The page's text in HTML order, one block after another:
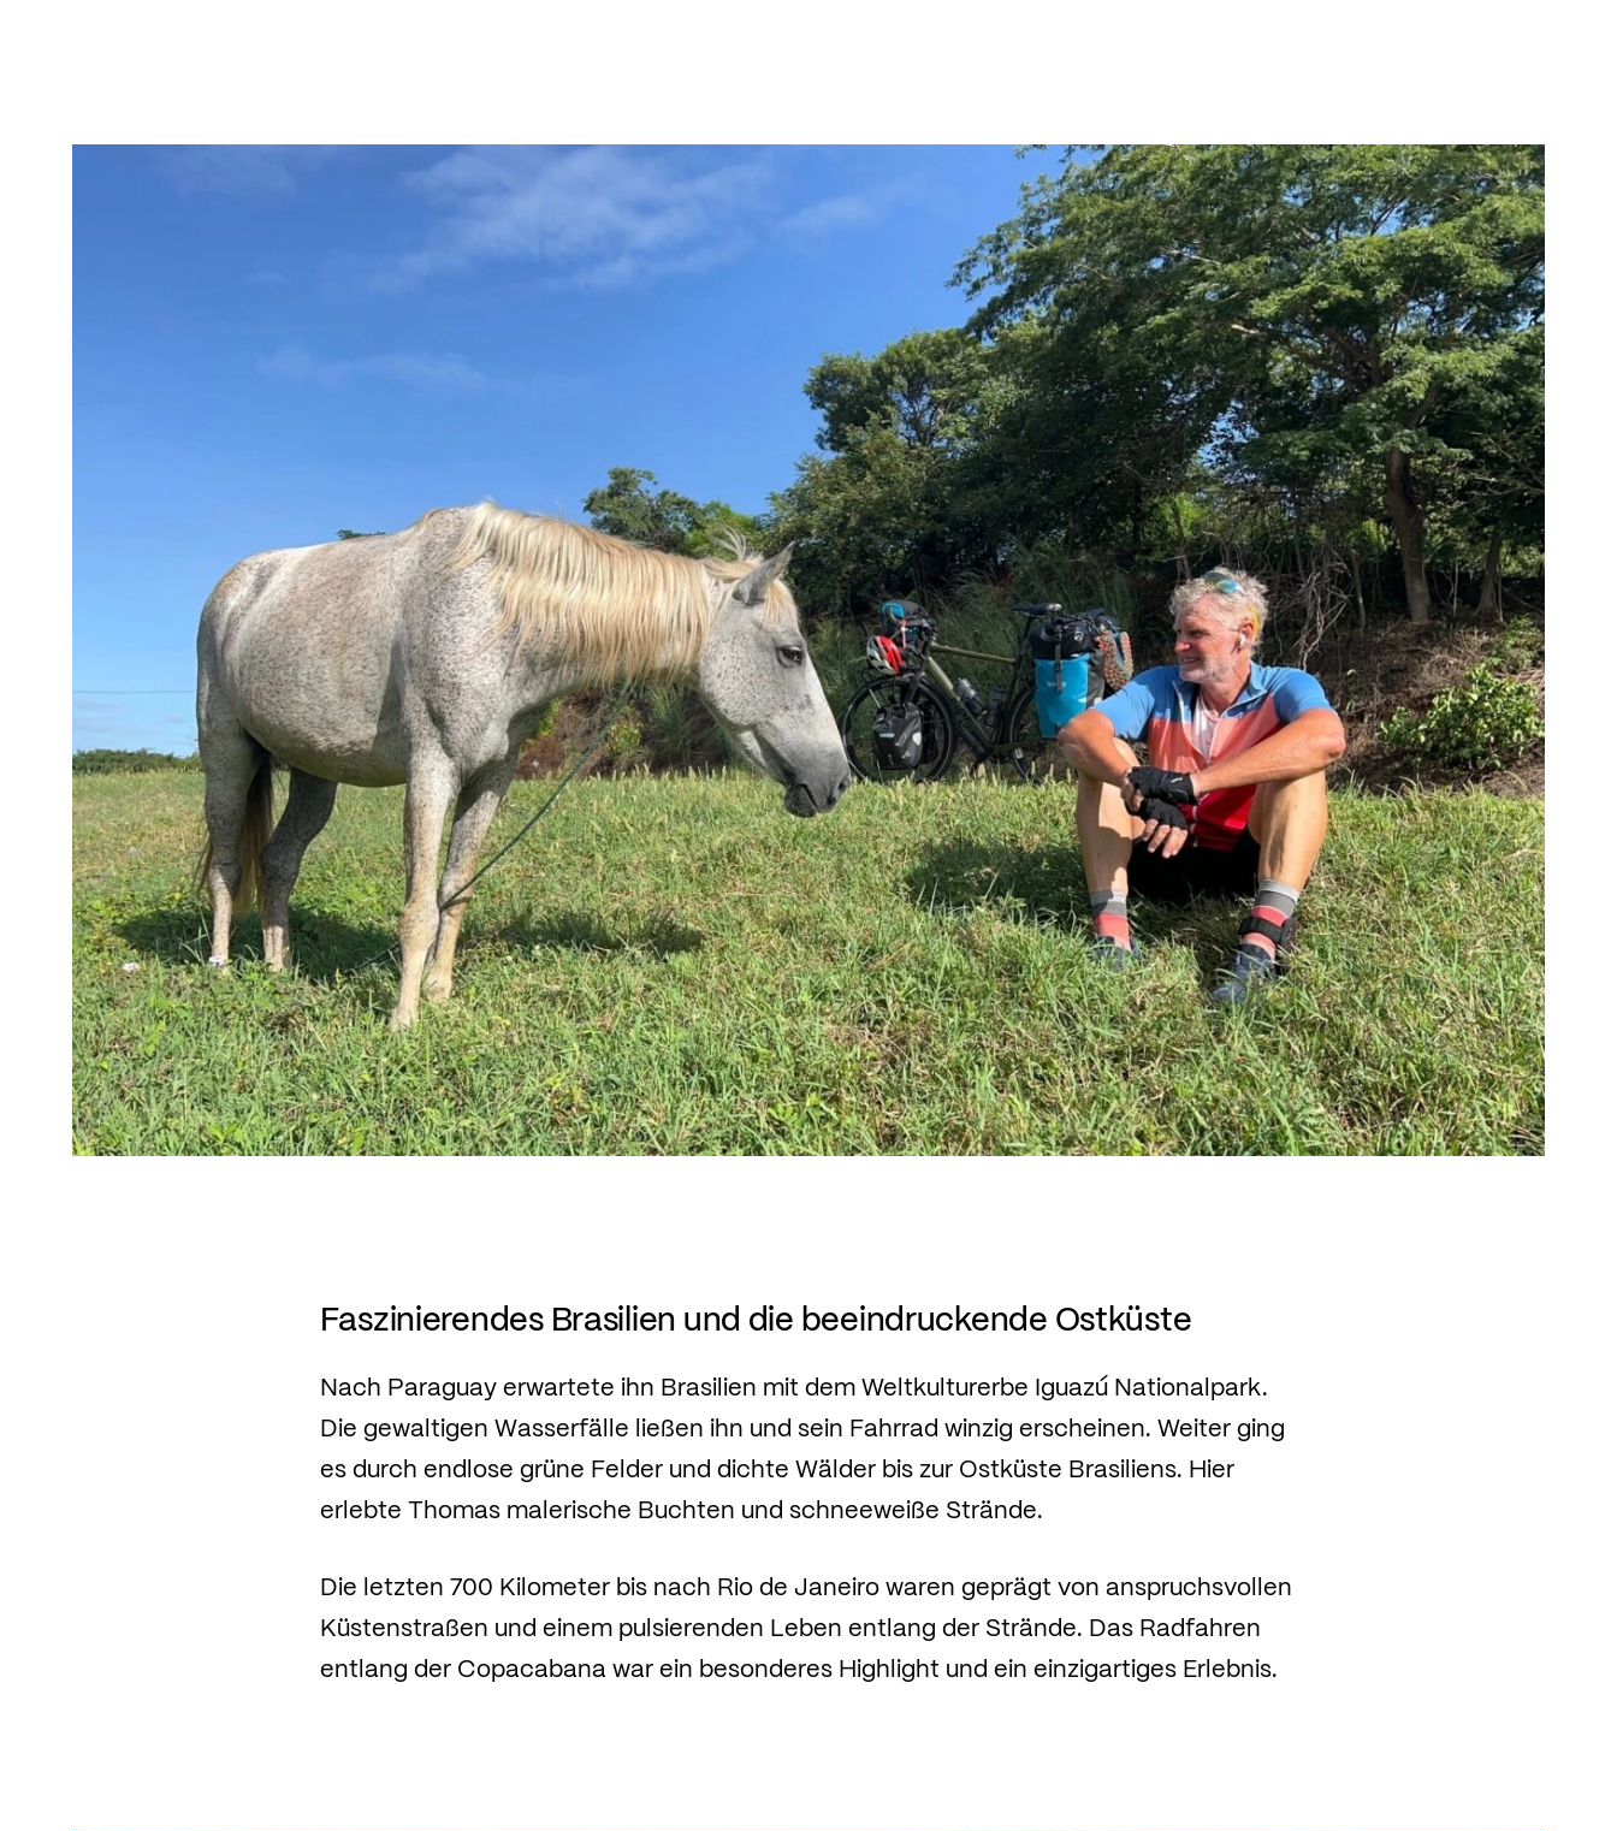
Faszinierendes Brasilien und die beeindruckende Ostküste
Nach Paraguay erwartete ihn Brasilien mit dem Weltkulturerbe Iguazú Nationalpark.
Die gewaltigen Wasserfälle ließen ihn und sein Fahrrad winzig erscheinen. Weiter ging
es durch endlose grüne Felder und dichte Wälder bis zur Ostküste Brasiliens. Hier
erlebte Thomas malerische Buchten und schneeweiße Strände.
Die letzten 700 Kilometer bis nach Rio de Janeiro waren geprägt von anspruchsvollen
Küstenstraßen und einem pulsierenden Leben entlang der Strände. Das Radfahren
entlang der Copacabana war ein besonderes Highlight und ein einzigartiges Erlebnis.